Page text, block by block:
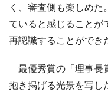
く、審査側も楽しめ
ていると感じることが
再認識することができ
最優秀賞の「理事長
抱き掲げる光景を写し